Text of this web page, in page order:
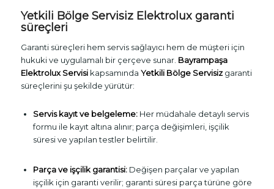
Yetkili Bölge Servisiz Elektrolux garanti
süreçleri
Garanti süreçleri hem servis sağlayıcı hem de müşteri için
hukuki ve uygulamalı bir çerçeve sunar. Bayrampaşa
Elektrolux Servisikapsamında Yetkili Bölge Servisizgaranti
süreçlerini şu şekilde yürütür:
Servis kayıt ve belgeleme:Her müdahale detaylı servis
formu ile kayıt altına alınır; parça değişimleri, işçilik
süresi ve yapılan testler belirtilir.
Parça ve işçilik garantisi:Değişen parçalar ve yapılan
işçilik için garanti verilir; garanti süresi parça türüne göre